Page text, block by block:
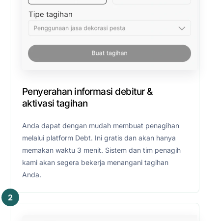
Penyerahan informasi debitur &
aktivasi tagihan
Anda dapat dengan mudah membuat penagihan
melalui platform Debt. Ini gratis dan akan hanya
memakan waktu 3 menit. Sistem dan tim penagih
kami akan segera bekerja menangani tagihan
Anda.
2